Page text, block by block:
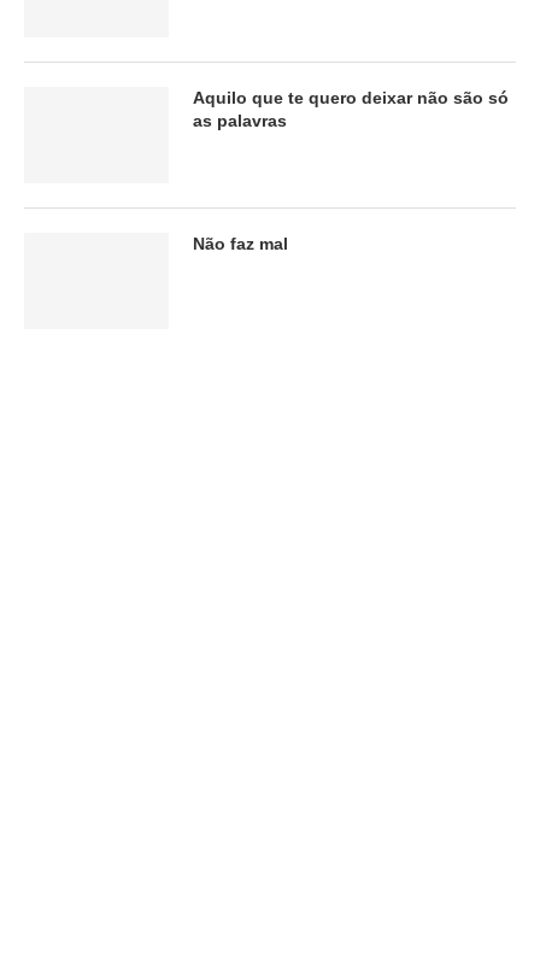
Aquilo que te quero deixar não são só
as palavras
Não faz mal